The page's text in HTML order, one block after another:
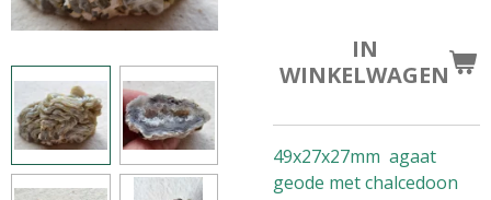
IN
WINKELWAGEN
49x27x27mm agaat
geode met chalcedoon